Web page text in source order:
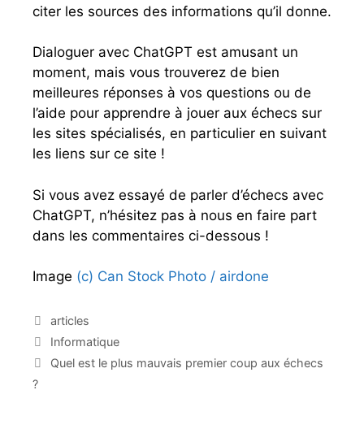
citer les sources des informations qu’il donne.
Dialoguer avec ChatGPT est amusant un
moment, mais vous trouverez de bien
meilleures réponses à vos questions ou de
l’aide pour apprendre à jouer aux échecs sur
les sites spécialisés, en particulier en suivant
les liens sur ce site !
Si vous avez essayé de parler d’échecs avec
ChatGPT, n’hésitez pas à nous en faire part
dans les commentaires ci-dessous !
Image (c) Can Stock Photo / airdone
C
a
é
articles
É
t
Informatique
N
a
Quel est le plus mauvais premier coup aux échecs
?